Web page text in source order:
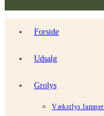
Forside
Udsalg
Grolys
Vækstlys lamper